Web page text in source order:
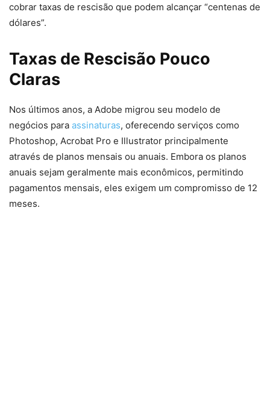
cobrar taxas de rescisão que podem alcançar “centenas de
dólares”.
Taxas de Rescisão Pouco
Claras
Nos últimos anos, a Adobe migrou seu modelo de
negócios para assinaturas, oferecendo serviços como
Photoshop, Acrobat Pro e Illustrator principalmente
através de planos mensais ou anuais. Embora os planos
anuais sejam geralmente mais econômicos, permitindo
pagamentos mensais, eles exigem um compromisso de 12
meses.